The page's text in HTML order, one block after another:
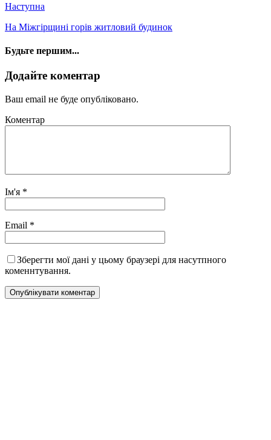
Наступна
На Міжгірщині горів житловий будинок
Будьте першим...
Додайте коментар
Ваш email не буде опубліковано.
Коментар
Ім'я *
Email *
Зберегти мої дані у цьому браузері для насутпного
коменнтування.